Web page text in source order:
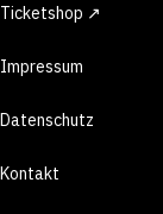
Ticketshop ↗
Impressum
Datenschutz
Kontakt